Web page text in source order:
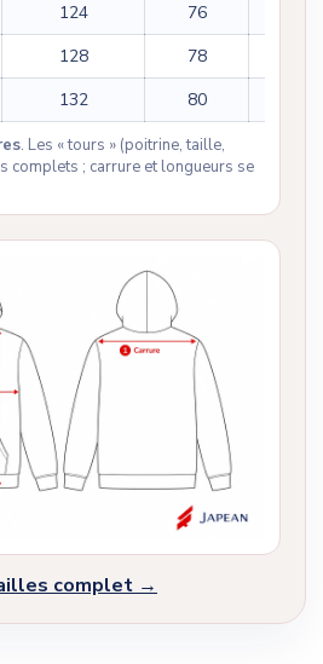
124 76
128 78
132 80
. Les « tours » (poitrine, taille,
complets ; carrure et longueurs se
complet →